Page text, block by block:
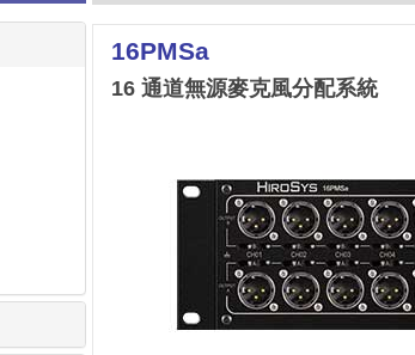
16PMSa
16 通道無源麥克風分配系統